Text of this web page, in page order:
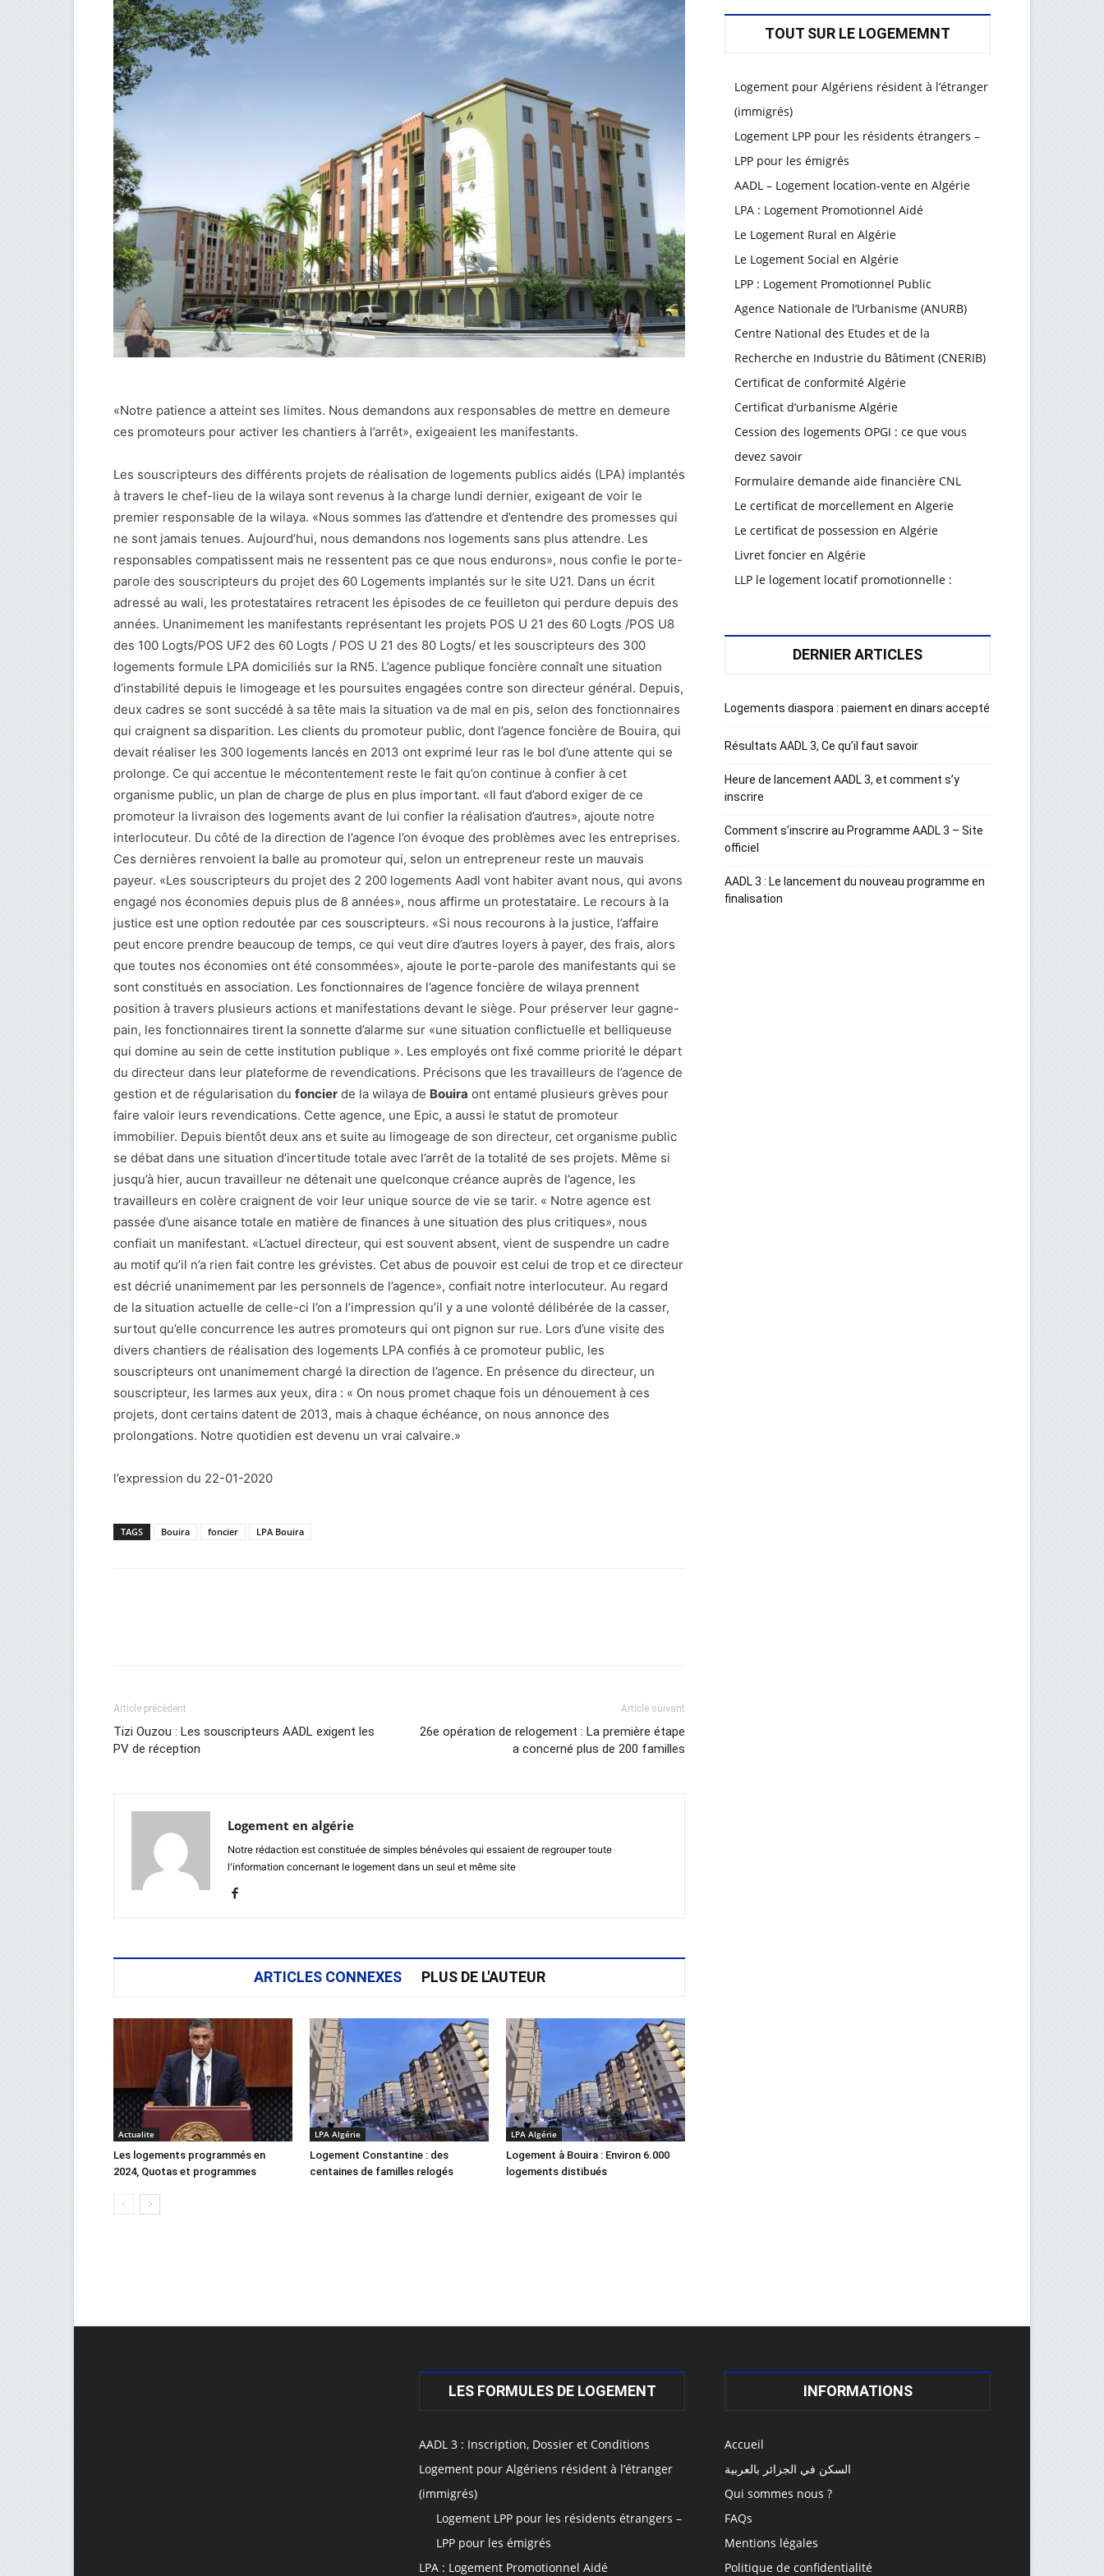
«Notre patience a atteint ses limites. Nous demandons aux responsables de mettre en demeure
ces promoteurs pour activer les chantiers à l’arrêt», exigeaient les manifestants.
Les souscripteurs des différents projets de réalisation de logements publics aidés (LPA) implantés
à travers le chef-lieu de la wilaya sont revenus à la charge lundi dernier, exigeant de voir le
premier responsable de la wilaya. «Nous sommes las d’attendre et d’entendre des promesses qui
ne sont jamais tenues. Aujourd’hui, nous demandons nos logements sans plus attendre. Les
responsables compatissent mais ne ressentent pas ce que nous endurons», nous confie le porte-
parole des souscripteurs du projet des 60 Logements implantés sur le site U21. Dans un écrit
adressé au wali, les protestataires retracent les épisodes de ce feuilleton qui perdure depuis des
années. Unanimement les manifestants représentant les projets POS U 21 des 60 Logts /POS U8
des 100 Logts/POS UF2 des 60 Logts / POS U 21 des 80 Logts/ et les souscripteurs des 300
logements formule LPA domiciliés sur la RN5. L’agence publique foncière connaît une situation
d’instabilité depuis le limogeage et les poursuites engagées contre son directeur général. Depuis,
deux cadres se sont succédé à sa tête mais la situation va de mal en pis, selon des fonctionnaires
qui craignent sa disparition. Les clients du promoteur public, dont l’agence foncière de Bouira, qui
devait réaliser les 300 logements lancés en 2013 ont exprimé leur ras le bol d’une attente qui se
prolonge. Ce qui accentue le mécontentement reste le fait qu’on continue à confier à cet
organisme public, un plan de charge de plus en plus important. «Il faut d’abord exiger de ce
promoteur la livraison des logements avant de lui confier la réalisation d’autres», ajoute notre
interlocuteur. Du côté de la direction de l’agence l’on évoque des problèmes avec les entreprises.
Ces dernières renvoient la balle au promoteur qui, selon un entrepreneur reste un mauvais
payeur. «Les souscripteurs du projet des 2 200 logements Aadl vont habiter avant nous, qui avons
engagé nos économies depuis plus de 8 années», nous affirme un protestataire. Le recours à la
justice est une option redoutée par ces souscripteurs. «Si nous recourons à la justice, l’affaire
peut encore prendre beaucoup de temps, ce qui veut dire d’autres loyers à payer, des frais, alors
que toutes nos économies ont été consommées», ajoute le porte-parole des manifestants qui se
sont constitués en association. Les fonctionnaires de l’agence foncière de wilaya prennent
position à travers plusieurs actions et manifestations devant le siège. Pour préserver leur gagne-
pain, les fonctionnaires tirent la sonnette d’alarme sur «une situation conflictuelle et belliqueuse
qui domine au sein de cette institution publique ». Les employés ont fixé comme priorité le départ
du directeur dans leur plateforme de revendications. Précisons que les travailleurs de l’agence de
gestion et de régularisation du foncier de la wilaya de Bouira ont entamé plusieurs grèves pour
faire valoir leurs revendications. Cette agence, une Epic, a aussi le statut de promoteur
immobilier. Depuis bientôt deux ans et suite au limogeage de son directeur, cet organisme public
se débat dans une situation d’incertitude totale avec l’arrêt de la totalité de ses projets. Même si
jusqu’à hier, aucun travailleur ne détenait une quelconque créance auprès de l’agence, les
travailleurs en colère craignent de voir leur unique source de vie se tarir. « Notre agence est
passée d’une aisance totale en matière de finances à une situation des plus critiques», nous
confiait un manifestant. «L’actuel directeur, qui est souvent absent, vient de suspendre un cadre
au motif qu’il n’a rien fait contre les grévistes. Cet abus de pouvoir est celui de trop et ce directeur
est décrié unanimement par les personnels de l’agence», confiait notre interlocuteur. Au regard
de la situation actuelle de celle-ci l’on a l’impression qu’il y a une volonté délibérée de la casser,
surtout qu’elle concurrence les autres promoteurs qui ont pignon sur rue. Lors d’une visite des
divers chantiers de réalisation des logements LPA confiés à ce promoteur public, les
souscripteurs ont unanimement chargé la direction de l’agence. En présence du directeur, un
souscripteur, les larmes aux yeux, dira : « On nous promet chaque fois un dénouement à ces
projets, dont certains datent de 2013, mais à chaque échéance, on nous annonce des
prolongations. Notre quotidien est devenu un vrai calvaire.»
l’expression du 22-01-2020
TAGS Bouira foncier LPA Bouira
Article précédent
Tizi Ouzou : Les souscripteurs AADL exigent les
PV de réception
Article suivant
26e opération de relogement : La première étape
a concerné plus de 200 familles
Logement en algérie
Notre rédaction est constituée de simples bénévoles qui essaient de regrouper toute
l'information concernant le logement dans un seul et même site
ARTICLES CONNEXES PLUS DE L'AUTEUR
Actualite
Les logements programmés en
2024, Quotas et programmes
LPA Algérie
Logement Constantine : des
centaines de familles relogés
LPA Algérie
Logement à Bouira : Environ 6.000
logements distibués
TOUT SUR LE LOGEMEMNT
Logement pour Algériens résident à l’étranger
(immigrés)
Logement LPP pour les résidents étrangers –
LPP pour les émigrés
AADL – Logement location-vente en Algérie
LPA : Logement Promotionnel Aidé
Le Logement Rural en Algérie
Le Logement Social en Algérie
LPP : Logement Promotionnel Public
Agence Nationale de l’Urbanisme (ANURB)
Centre National des Etudes et de la
Recherche en Industrie du Bâtiment (CNERIB)
Certificat de conformité Algérie
Certificat d’urbanisme Algérie
Cession des logements OPGI : ce que vous
devez savoir
Formulaire demande aide financière CNL
Le certificat de morcellement en Algerie
Le certificat de possession en Algérie
Livret foncier en Algérie
LLP le logement locatif promotionnelle :
DERNIER ARTICLES
Logements diaspora : paiement en dinars accepté
Résultats AADL 3, Ce qu’il faut savoir
Heure de lancement AADL 3, et comment s’y
inscrire
Comment s’inscrire au Programme AADL 3 – Site
officiel
AADL 3 : Le lancement du nouveau programme en
finalisation
LES FORMULES DE LOGEMENT
AADL 3 : Inscription, Dossier et Conditions
Logement pour Algériens résident à l’étranger
(immigrés)
Logement LPP pour les résidents étrangers –
LPP pour les émigrés
LPA : Logement Promotionnel Aidé
INFORMATIONS
Accueil
السكن في الجزائر بالعربية
Qui sommes nous ?
FAQs
Mentions légales
Politique de confidentialité